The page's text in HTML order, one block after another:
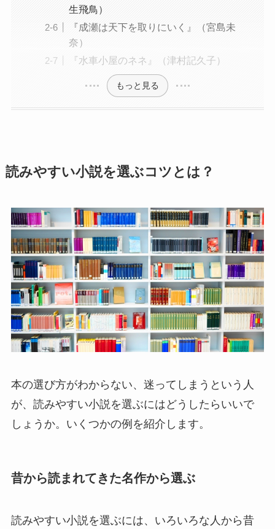
生飛鳥）
『成瀬は天下を取りにいく』（宮島未
奈）
『水車小屋のネネ』（津村記久子）
もっと見る
読みやすい小説を選ぶコツとは？
本の選び方がわからない、迷ってしまうという人
が、読みやすい小説を選ぶにはどうしたらいいで
しょうか。いくつかの例を紹介します。
昔から読まれてきた名作から選ぶ
読みやすい小説を選ぶには、いろいろな人から昔